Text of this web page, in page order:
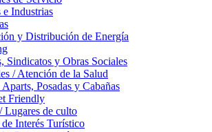
e Industrias
y Distribución de Energía
Sindicatos y Obras Sociales
/ Atención de la Salud
Posadas y Cabañas
Friendly
Lugares de culto
Interés Turístico